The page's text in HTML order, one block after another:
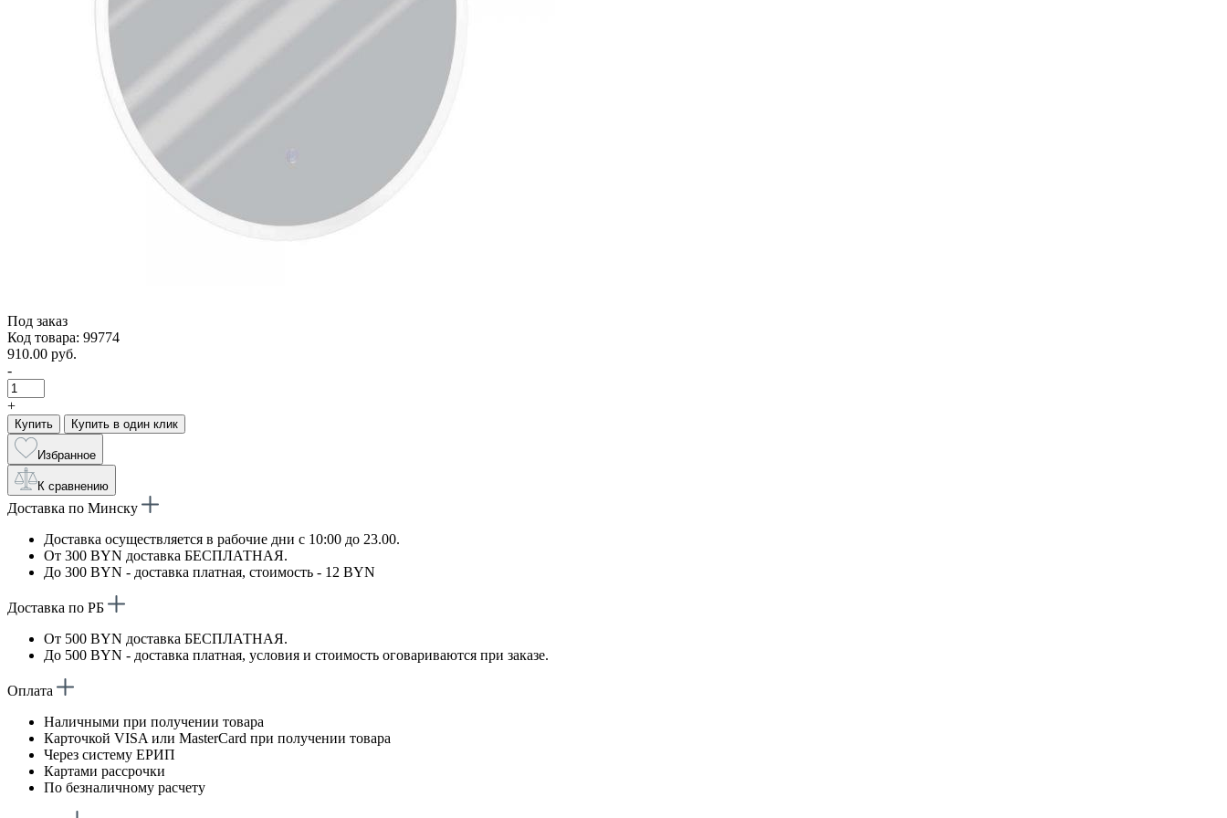
Под заказ
Код товара: 99774
910.00 руб.
-
+
Купить Купить в один клик
Избранное
К сравнению
Доставка по Минску
Доставка осуществляется в рабочие дни с 10:00 до 23.00.
От 300 BYN доставка БЕСПЛАТНАЯ.
До 300 BYN - доставка платная, стоимость - 12 BYN
Доставка по РБ
От 500 BYN доставка БЕСПЛАТНАЯ.
До 500 BYN - доставка платная, условия и стоимость оговариваются при заказе.
Оплата
Наличными при получении товара
Карточкой VISA или MasterCard при получении товара
Через систему ЕРИП
Картами рассрочки
По безналичному расчету